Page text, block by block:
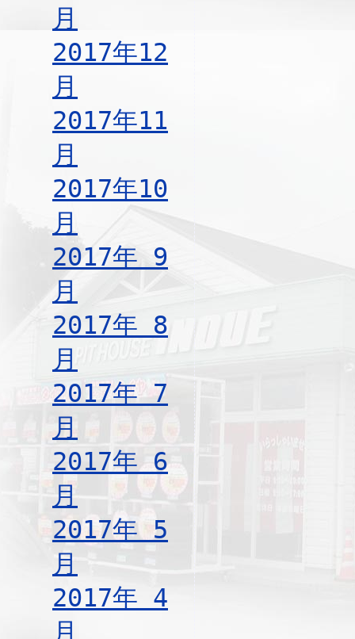
月
2017年12
月
2017年11
月
2017年10
月
2017年 9
月
2017年 8
月
2017年 7
月
2017年 6
月
2017年 5
月
2017年 4
月